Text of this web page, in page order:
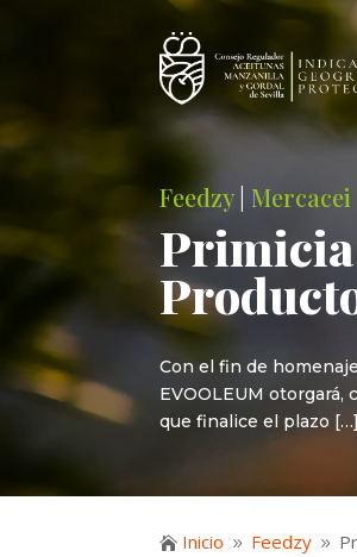
Feedzy|Mercacei
Primicia
Con el fin de
EVOOLEUM
que finalice el plazo […]
 Inicio 9 Feedzy 9